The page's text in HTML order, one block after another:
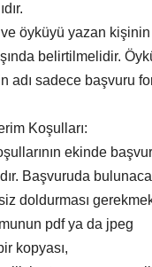
ve öyküyü yazan
belirtilmelidir.
adı sadece başvuru
Koşulları:
ekinde
Başvuruda
doldurması
pdf ya da jpeg
kopyası,